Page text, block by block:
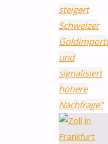
steigert
Schweizer
und
signalisiert
höhere
Nachfrage"